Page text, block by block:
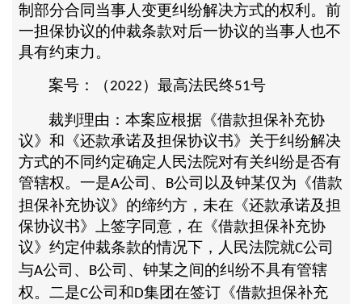
制部分合同当事人变更纠纷解决方式的权利。前
一担保协议的仲裁条款对后一协议的当事人也不
具有约束力。
案号：（2022 ）最高法民终51号
裁判理由：本案应根据《借款担保补充协
议》和《还款承诺及担保协议书》关于纠纷解决
方式的不同约定确定人民法院对有关纠纷是否有
管辖权。一是A公司、 B公司以及钟某仅为《借款
担保补充协议》的缔约方，未在《还款承诺及担
保协议书》上签字同意，在《借款担保补充协
议》约定仲裁条款的情况下，人民法院就C公司
与A公司、 B公司、钟某之间的纠纷不具有管辖
权。二是C公司和 D集团在签订《借款担保补充